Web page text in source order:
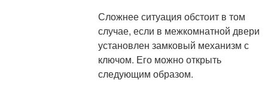
Сложнее ситуация обстоит в том
случае, если в межкомнатной двери
установлен замковый механизм с
ключом. Его можно открыть
следующим образом.